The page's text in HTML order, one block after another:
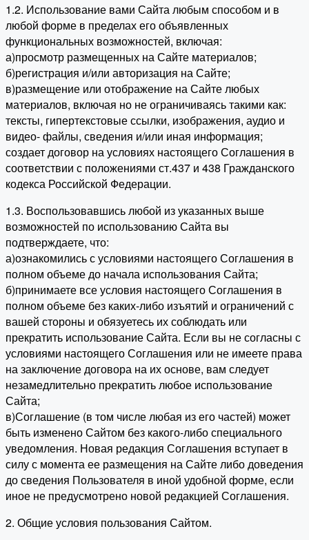
1.2. Использование вами Сайта любым способом и в
любой форме в пределах его объявленных
функциональных возможностей, включая:
а)просмотр размещенных на Сайте материалов;
б)регистрация и/или авторизация на Сайте;
в)размещение или отображение на Сайте любых
материалов, включая но не ограничиваясь такими как:
тексты, гипертекстовые ссылки, изображения, аудио и
видео- файлы, сведения и/или иная информация;
создает договор на условиях настоящего Соглашения в
соответствии с положениями ст.437 и 438 Гражданского
кодекса Российской Федерации.
1.3. Воспользовавшись любой из указанных выше
возможностей по использованию Сайта вы
подтверждаете, что:
а)ознакомились с условиями настоящего Соглашения в
полном объеме до начала использования Сайта;
б)принимаете все условия настоящего Соглашения в
полном объеме без каких-либо изъятий и ограничений с
вашей стороны и обязуетесь их соблюдать или
прекратить использование Сайта. Если вы не согласны с
условиями настоящего Соглашения или не имеете права
на заключение договора на их основе, вам следует
незамедлительно прекратить любое использование
Сайта;
в)Соглашение (в том числе любая из его частей) может
быть изменено Сайтом без какого-либо специального
уведомления. Новая редакция Соглашения вступает в
силу с момента ее размещения на Сайте либо доведения
до сведения Пользователя в иной удобной форме, если
иное не предусмотрено новой редакцией Соглашения.
2. Общие условия пользования Сайтом.